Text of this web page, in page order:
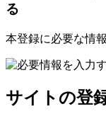
る
本登録に必要な情
サイトの登